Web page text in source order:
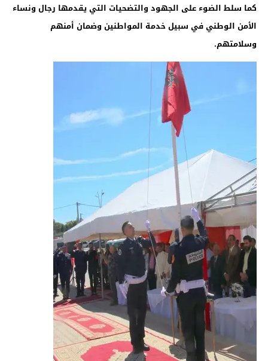
كما سلط الضوء على الجهود والتضحيات التي يقدمها رجال ونساء
الأمن الوطني في سبيل خدمة المواطنين وضمان أمنهم
وسلامتهم.